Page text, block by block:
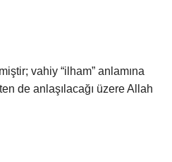
vahiy “ilham” anlamına
de anlaşılacağı üzere Allah